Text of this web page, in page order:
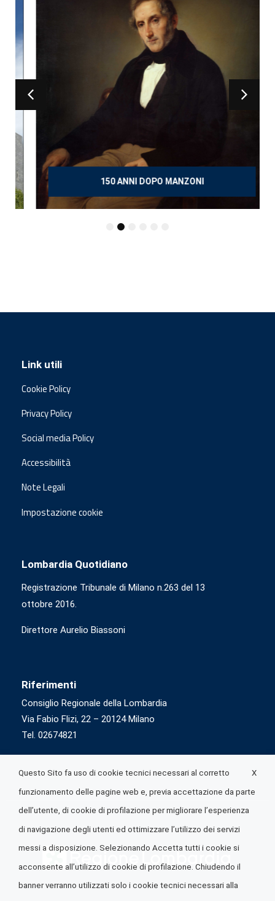
150 ANNI DOPO MANZONI
Link utili
Cookie Policy
Privacy Policy
Social media Policy
Accessibilità
Note Legali
Impostazione cookie
Lombardia Quotidiano
Registrazione Tribunale di Milano n.263 del 13
ottobre 2016.
Direttore Aurelio Biassoni
Riferimenti
Consiglio Regionale della Lombardia
Via Fabio Flizi, 22 – 20124 Milano
Tel. 02674821
X
Questo Sito fa uso di cookie tecnici necessari al corretto
funzionamento delle pagine web e, previa accettazione da parte
dell’utente, di cookie di profilazione per migliorare l’esperienza
di navigazione degli utenti ed ottimizzare l’utilizzo dei servizi
messi a disposizione. Selezionando Accetta tutti i cookie si
acconsente all’utilizzo di cookie di profilazione. Chiudendo il
banner verranno utilizzati solo i cookie tecnici necessari alla